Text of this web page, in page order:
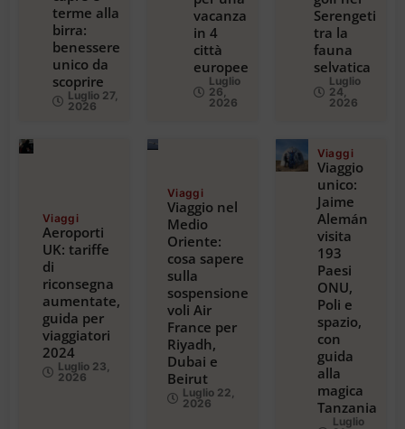
terme alla
birra:
benessere
unico da
scoprire
Luglio 27,
2026
vacanza
in 4
città
europee
Luglio
26,
2026
Serengeti
tra la
fauna
selvatica
Luglio
24,
2026
Viaggi
Aeroporti
UK: tariffe
di
riconsegna
aumentate,
guida per
viaggiatori
2024
Luglio 23,
2026
Viaggi
Viaggio nel
Medio
Oriente:
cosa sapere
sulla
sospensione
voli Air
France per
Riyadh,
Dubai e
Beirut
Luglio 22,
2026
Viaggi
Viaggio
unico:
Jaime
Alemán
visita
193
Paesi
ONU,
Poli e
spazio,
con
guida
alla
magica
Tanzania
Luglio